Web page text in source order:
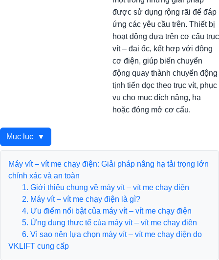
được sử dụng rộng rãi để đáp
ứng các yêu cầu trên. Thiết bị
hoạt động dựa trên cơ cấu trục
vít – đai ốc, kết hợp với động
cơ điện, giúp biến chuyển
động quay thành chuyển động
tịnh tiến dọc theo trục vít, phục
vụ cho mục đích nâng, hạ
hoặc đóng mở cơ cấu.
Mục lục ▼
Máy vít – vít me chạy điện: Giải pháp nâng hạ tải trọng lớn
chính xác và an toàn
1. Giới thiệu chung về máy vít – vít me chạy điện
2. Máy vít – vít me chạy điện là gì?
4. Ưu điểm nổi bật của máy vít – vít me chạy điện
5. Ứng dụng thực tế của máy vít – vít me chạy điện
6. Vì sao nên lựa chọn máy vít – vít me chạy điện do
VKLIFT cung cấp